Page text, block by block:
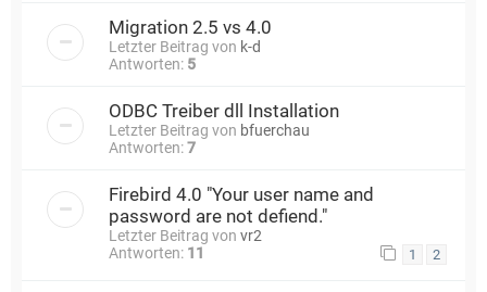
Migration 2.5 vs 4.0
Letzter Beitrag von k-d
Antworten: 5
ODBC Treiber dll Installation
Letzter Beitrag von bfuerchau
Antworten:7
Firebird 4.0 "Your user name and
password are not defiend."
Letzter Beitrag von vr2
Antworten: 11 1 2